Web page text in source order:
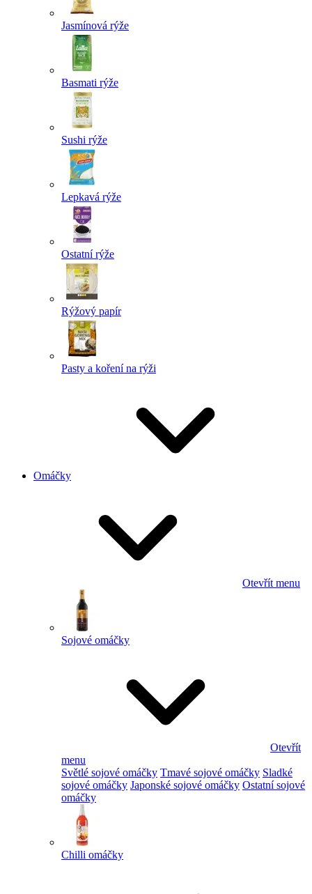
Jasmínová rýže
Basmati rýže
Sushi rýže
Lepkavá rýže
Ostatní rýže
Rýžový papír
Pasty a koření na rýži
Omáčky
Otevřít menu
Sojové omáčky
Otevřít
menu
Světlé sojové omáčky Tmavé sojové omáčky Sladké
sojové omáčky Japonské sojové omáčky Ostatní sojové
omáčky
Chilli omáčky